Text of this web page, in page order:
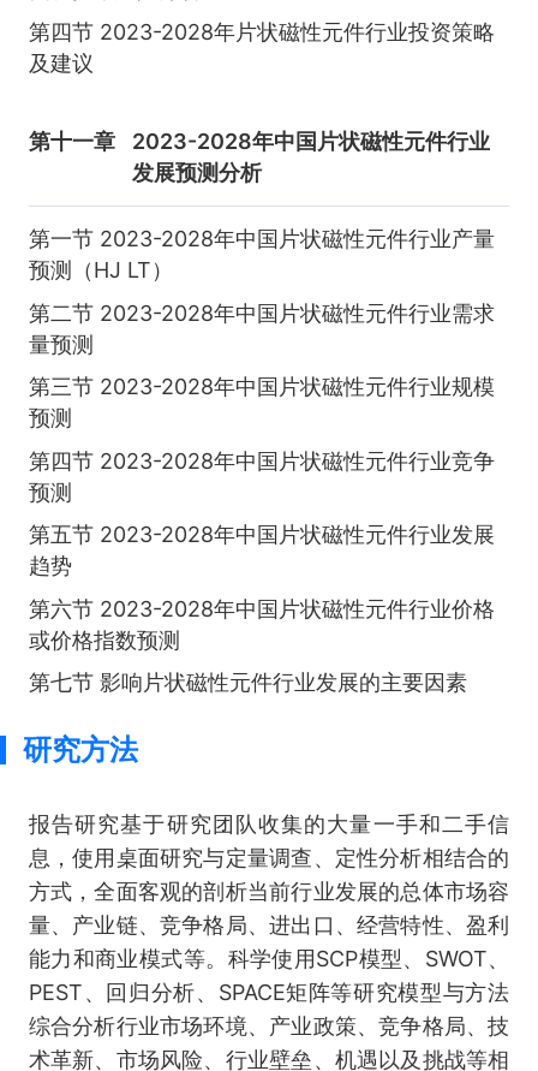
第四节 2023-2028年片状磁性元件行业投资策略
及建议
第十一章
2023-2028年中国片状磁性元件行业
发展预测分析
第一节 2023-2028年中国片状磁性元件行业产量
预测（HJ LT）
第二节 2023-2028年中国片状磁性元件行业需求
量预测
第三节 2023-2028年中国片状磁性元件行业规模
预测
第四节 2023-2028年中国片状磁性元件行业竞争
预测
第五节 2023-2028年中国片状磁性元件行业发展
趋势
第六节 2023-2028年中国片状磁性元件行业价格
或价格指数预测
第七节 影响片状磁性元件行业发展的主要因素
研究方法
报告研究基于研究团队收集的大量一手和二手信
息，使用桌面研究与定量调查、定性分析相结合的
方式，全面客观的剖析当前行业发展的总体市场容
量、产业链、竞争格局、进出口、经营特性、盈利
能力和商业模式等。科学使用SCP模型、SWOT、
PEST、回归分析、SPACE矩阵等研究模型与方法
综合分析行业市场环境、产业政策、竞争格局、技
术革新、市场风险、行业壁垒、机遇以及挑战等相